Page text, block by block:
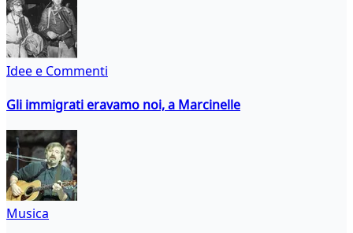
Idee e Commenti
Gli immigrati eravamo noi, a Marcinelle
Musica